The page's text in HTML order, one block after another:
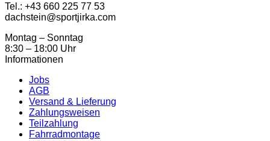
Tel.: ‭+43 660 225 77 53
dachstein@sportjirka.com
Montag – Sonntag
8:30 – 18:00 Uhr
Informationen
Jobs
AGB
Versand & Lieferung
Zahlungsweisen
Teilzahlung
Fahrradmontage